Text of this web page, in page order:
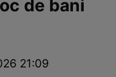
de bani
21:09